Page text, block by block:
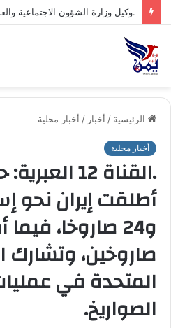
الرئيسية / أخبار / أخبار محلية
أخبار محلية
.القناة 12
و24 صاروخا،
صاروخين، وتشارك
المتحدة في
الصواريخ.